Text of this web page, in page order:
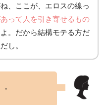
、ここが、エロスの線っ
って人を引き寄せるもの
。だから結構モテる方だ
し。